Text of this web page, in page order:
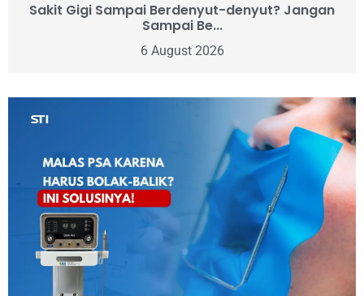
Sakit Gigi Sampai Berdenyut-denyut? Jangan
Sampai Be...
6 August 2026